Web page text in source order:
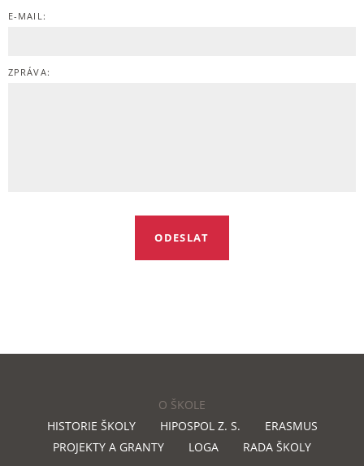
E-MAIL:
ZPRÁVA:
O ŠKOLE
HISTORIE ŠKOLY
HIPOSPOL Z. S.
ERASMUS
PROJEKTY A GRANTY
LOGA RADA ŠKOLY